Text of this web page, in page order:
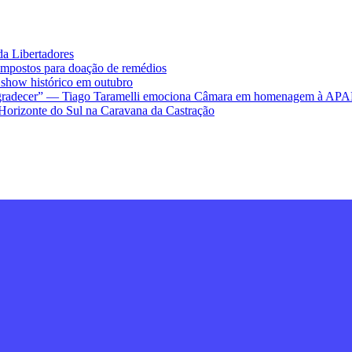
Libertadores
para doação de remédios
histórico em outubro
— Tiago Taramelli emociona Câmara em homenagem à
do Sul na Caravana da Castração